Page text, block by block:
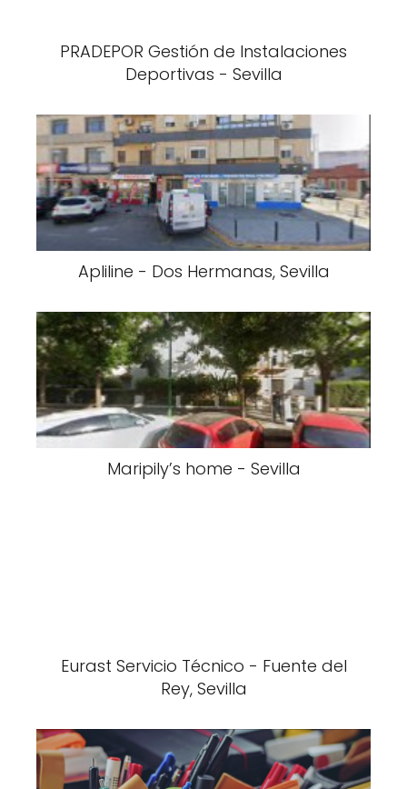
PRADEPOR Gestión de Instalaciones
Deportivas - Sevilla
Apliline - Dos Hermanas, Sevilla
Maripily’s home - Sevilla
Eurast Servicio Técnico - Fuente del
Rey, Sevilla